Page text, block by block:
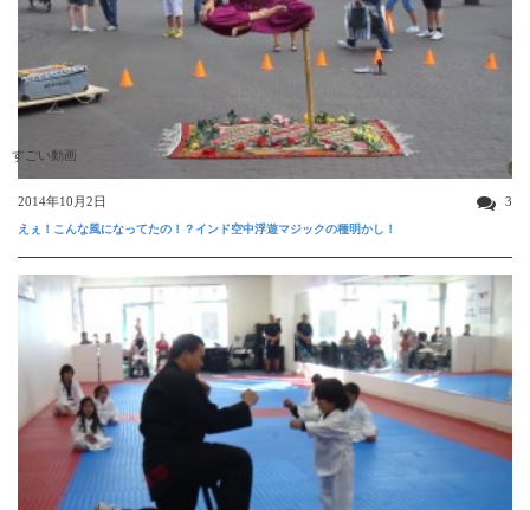
すごい動画
2014年10月2日 3
えぇ！こんな風になってたの！？インド空中浮遊マジックの種明かし！